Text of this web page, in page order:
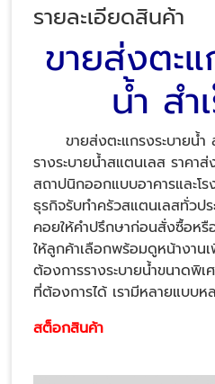
รายละเอียดสินค้า
ขายส่งตะ
น้ำ สำ
ขายส่งตะแกรงระบายน้ำ
รางระบายน้ำสแตนเลส ราคา
สถาปนิกออกแบบอาคารและโ
ธุรกิจรับทำครัวสแตนเลสทั่วปร
คอยให้คำปรึกษาก่อนสั่งซื้อห
ให้ลูกค้าเลือกพร้อมดูหน้างาน
ต้องการรางระบายน้ำขนาดพิ
ที่ต้องการได้ เรามีหลายแบบห
สต็อกสินค้า